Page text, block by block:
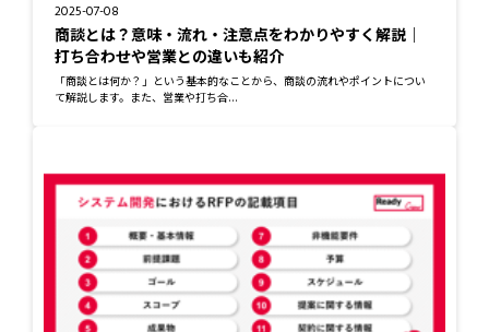
2025-07-08
商談とは？意味・流れ・注意点をわかりやすく解説｜
打ち合わせや営業との違いも紹介
「商談とは何か？」という基本的なことから、商談の流れやポイントについ
て解説します。また、営業や打ち合...